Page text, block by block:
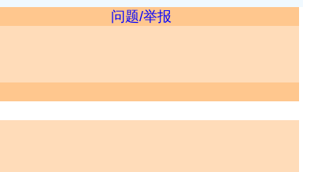
问题/举报